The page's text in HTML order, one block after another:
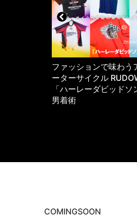
ファッションで味わう
ーターサイクル
「ハーレーダビッドソ
男着術
COMINGSOON